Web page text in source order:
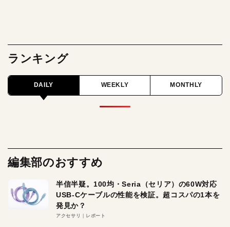
ランキング
DAILY WEEKLY MONTHLY
編集部のおすすめ
半信半疑。100均・Seria（セリア）の60W対応
USB-Cケーブルの性能を検証。超コスパの1本を
発見か？
アクセサリ レポート